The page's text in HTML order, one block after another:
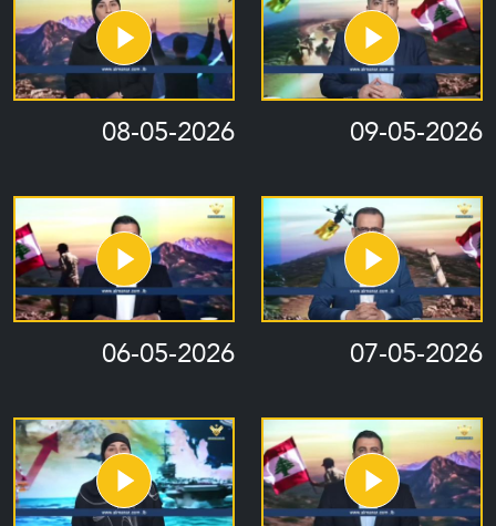
09-05-2026
08-05-2026
07-05-2026
06-05-2026